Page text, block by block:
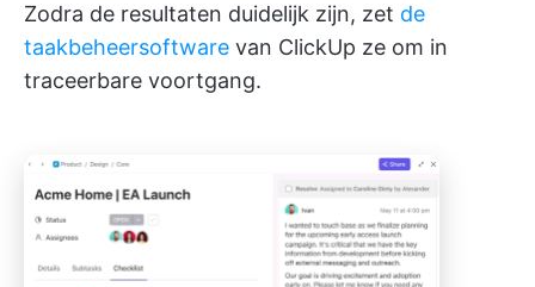
Zodra de resultaten duidelijk zijn, zet de
taakbeheersoftware van ClickUp ze om in
traceerbare voortgang.